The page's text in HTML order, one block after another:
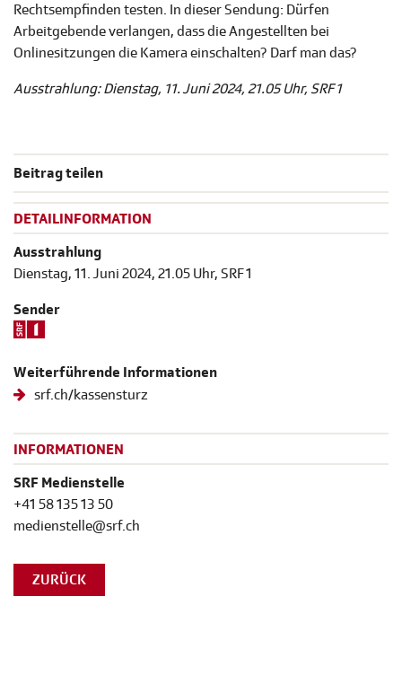
Rechtsempfinden testen. In dieser Sendung: Dürfen
Arbeitgebende verlangen, dass die Angestellten bei
Onlinesitzungen die Kamera einschalten? Darf man das?
Ausstrahlung: Dienstag, 11. Juni 2024, 21.05 Uhr, SRF 1
Beitrag teilen
DETAILINFORMATION
Ausstrahlung
Dienstag, 11. Juni 2024, 21.05 Uhr, SRF 1
Sender
Weiterführende Informationen
srf.ch/kassensturz
INFORMATIONEN
SRF Medienstelle
+41 58 135 13 50
medienstelle@srf.ch
ZURÜCK